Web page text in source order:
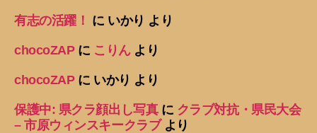
有志の活躍！ に いかり より
chocoZAPに こりんより
chocoZAPに いかり より
保護中: 県クラ顔出し写真に クラブ対抗・県民大会
– 市原ウィンスキークラブより